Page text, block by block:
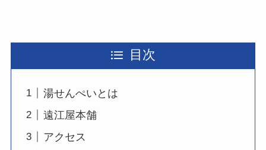
目次
湯せんぺいとは
遠江屋本舗
アクセス